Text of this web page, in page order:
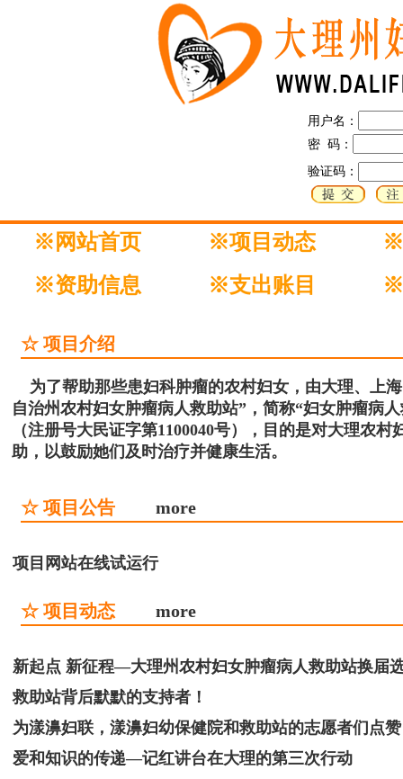
用户名：
密 码：
验证码：
※网站首页 ※项目动态
※
※资助信息
※支出账目 ※
☆ 项目介绍
为了帮助那些患妇科肿瘤的农村妇女，由大理、上
自治州农村妇女肿瘤病人救助站”，简称“妇女肿瘤病
（注册号大民证字第1100040号），目的是对大理农
助，以鼓励她们及时治疗并健康生活。
☆ 项目公告 more
项目网站在线试运行
☆ 项目动态 more
新起点 新征程—大理州农村妇女肿瘤病人救助站换届
救助站背后默默的支持者！
为漾濞妇联，漾濞妇幼保健院和救助站的志愿者们点
爱和知识的传递—记红讲台在大理的第三次行动